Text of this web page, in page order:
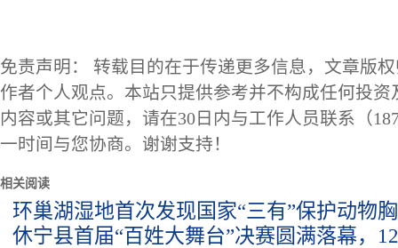
免责声明： 转载目的在于传递更多信息，文章版
作者个人观点。本站只提供参考并不构成任何投
内容或其它问题，请在30日内与工作人员联系（
一时间与您协商。谢谢支持！
相关阅读
环巢湖湿地首次发现国家“三有”保护动物
休宁县首届“百姓大舞台”决赛圆满落幕，